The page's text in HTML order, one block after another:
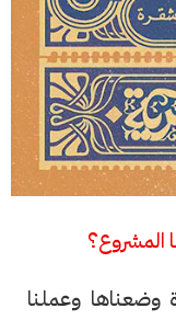
وعملنا